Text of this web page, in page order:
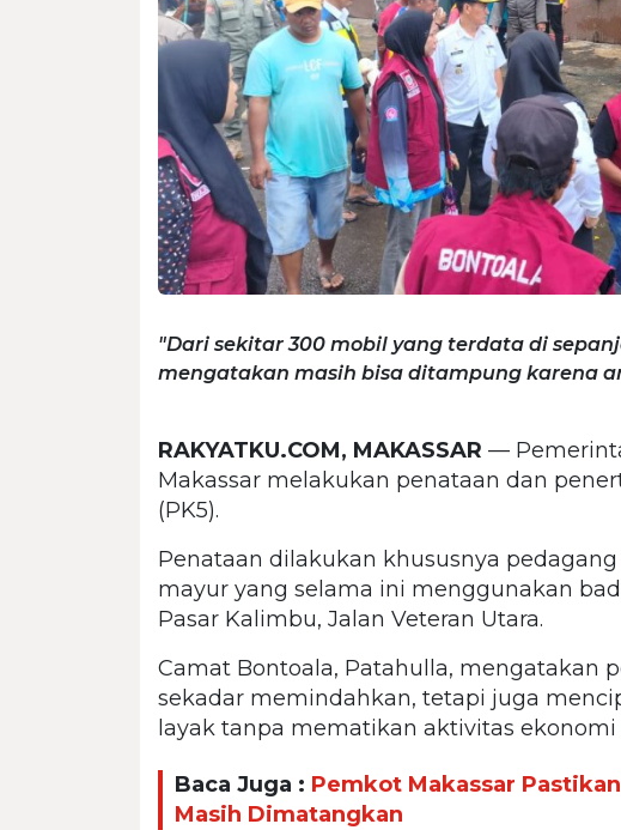
"Dari sekitar 300 mobil yang terdata di
mengatakan masih bisa ditampung karena
RAKYATKU.COM, MAKASSAR —
Makassar melakukan penataan dan
(PK5).
Penataan dilakukan khususnya
mayur yang selama ini menggunakan
Pasar Kalimbu, Jalan Veteran Utara.
Camat Bontoala, Patahulla, mengatakan
sekadar memindahkan, tetapi juga
layak tanpa mematikan aktivitas ekonomi
Baca Juga : Pemkot Makassar
Masih Dimatangkan